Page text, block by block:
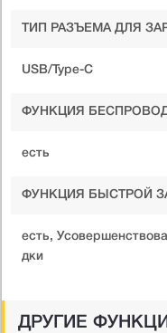
ТИП РАЗЪЕМА ДЛЯ
USB/Type-C
ФУНКЦИЯ
есть
ФУНКЦИЯ БЫСТРОЙ
есть,
дки
ДРУГИЕ